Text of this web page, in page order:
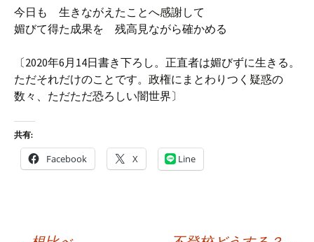
今日も 生きながえたことへ感謝して
媚びて得た成果を 残高見ながら確かめる
〔2020年6月14日書き下ろし。正直者は媚びずに生きる。
ただそれだけのことです。政権にまとわりつく疑惑の
数々、ただただ恐ろしい闇世界〕
共有:
Facebook X Line